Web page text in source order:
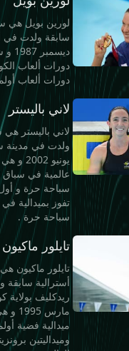
لورين بويل هي
دورات ألعاب
دورات ألعاب
لاني باليستر
لاني باليستر هي
يونيو
سباحة حرة و أول
سباحة حرة .
تايلور ماكيون
تايلور ماكيون
أسترالية
مارس
ميدالية فضية
وميداليتين